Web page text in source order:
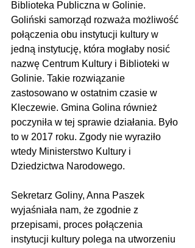
Biblioteka Publiczna w Golinie.
Goliński samorząd rozważa możliwość
połączenia obu instytucji kultury w
jedną instytucję, która mogłaby nosić
nazwę Centrum Kultury i Biblioteki w
Golinie. Takie rozwiązanie
zastosowano w ostatnim czasie w
Kleczewie. Gmina Golina również
poczyniła w tej sprawie działania. Było
to w 2017 roku. Zgody nie wyraziło
wtedy Ministerstwo Kultury i
Dziedzictwa Narodowego.
Sekretarz Goliny, Anna Paszek
wyjaśniała nam, że zgodnie z
przepisami, proces połączenia
instytucji kultury polega na utworzeniu